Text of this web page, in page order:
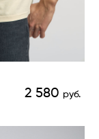
2 580 руб.